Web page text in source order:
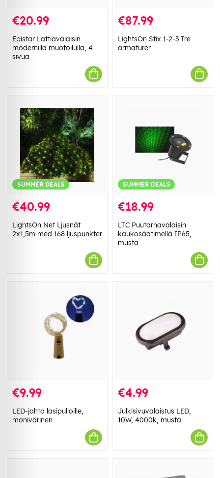
€20.99
Epistar Lattiavalaisin
modernilla muotoilulla, 4
sivua
€87.99
LightsOn Stix 1-2-3 Tre
armaturer
SUMMER DEALS
€40.99
LightsOn Net Ljusnät
2x1,5m med 168 ljuspunkter
SUMMER DEALS
€18.99
LTC Puutarhavalaisin
kaukosäätimellä IP65,
musta
€9.99
LED-johto lasipulloille,
monivärinen
€4.99
Julkisivuvalaistus LED,
10W, 4000k, musta